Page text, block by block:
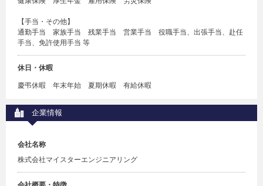
【手当・その他】
通勤手当 家族手当 残業手当 営業手当 役職手当、出張手当、赴任
手当、免許使用手当 等
休日・休暇
慶弔休暇 年末年始 夏期休暇 有給休暇
企業情報
会社名称
株式会社マイスターエンジニアリング